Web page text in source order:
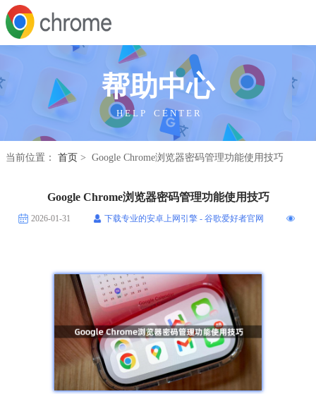
帮助中心
H E L P C E N T E R
当前位置： 首页 > Google Chrome浏览器密码管理功能使用技巧
Google Chrome浏览器密码管理功能使用技巧
2026-01-31 下载专业的安卓上网引擎 - 谷歌爱好者官网